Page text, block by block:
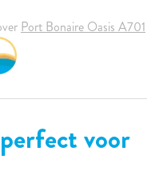
Port Bonaire Oasis A701
voor